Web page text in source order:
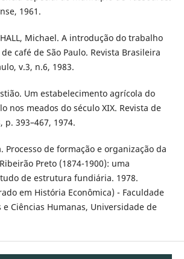
1961.
HALL, Michael. A introdução do trabalho
café de São Paulo. Revista Brasileira
v.3, n.6, 1983.
Um estabelecimento agrícola do
nos meados do século XIX. Revista de
p. 393–467, 1974.
Processo de formação e organização da
Preto (1874-1900): uma
de estrutura fundiária. 1978.
em História Econômica) - Faculdade
e Ciências Humanas, Universidade de